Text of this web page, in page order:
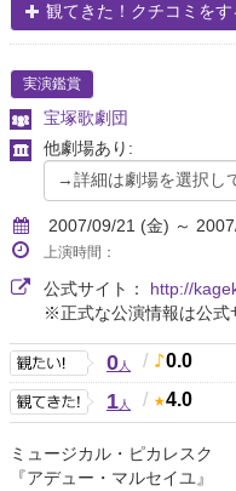
観てきた！クチコミをす
実演鑑賞
宝塚歌劇団
他劇場あり:
2007/09/21 (金) ～
上演時間：
公式サイト： http://
※正式な公演情報は公式
0人 / 0.0
1人 / 4.0
ミュージカル・ピカレスク
『アデュー・マルセイユ』